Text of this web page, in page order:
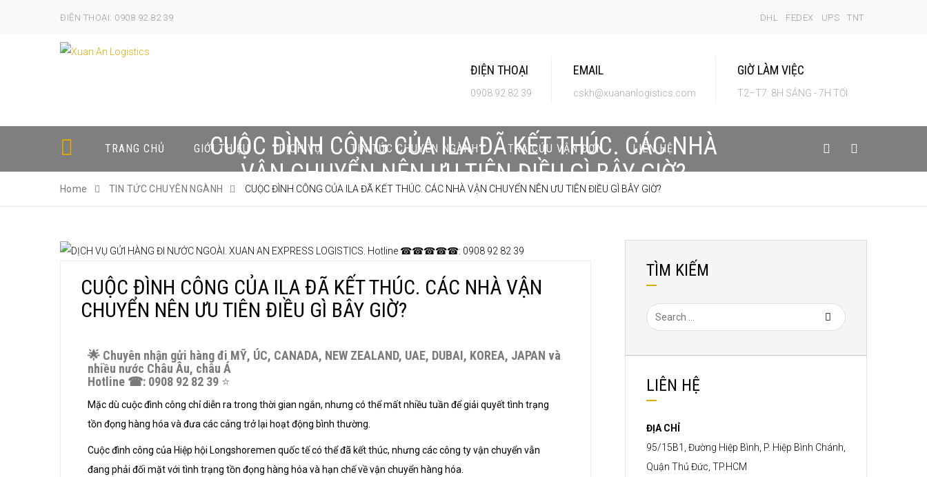
ĐIỆN THOẠI: 0908 92 82 39 DHL FEDEX UPS TNT
ĐIỆN THOẠI
0908 92 82 39
EMAIL
cskh@xuananlogistics.com
GIỜ LÀM VIỆC
T2–T7: 8H SÁNG - 7H TỐI
TRANG CHỦ GIỚI THIỆU DỊCH VỤ TIN TỨC CHUYÊN NGÀNH TRA CỨU VẬN ĐƠN LIÊN HỆ
CUỘC ĐÌNH CÔNG CỦA ILA ĐÃ KẾT THÚC. CÁC NHÀ
VẬN CHUYỂN NÊN ƯU TIÊN ĐIỀU GÌ BÂY GIỜ?
Home TIN TỨC CHUYÊN NGÀNH CUỘC ĐÌNH CÔNG CỦA ILA ĐÃ KẾT THÚC. CÁC NHÀ VẬN CHUYỂN NÊN ƯU TIÊN ĐIỀU GÌ BÂY GIỜ?
CUỘC ĐÌNH CÔNG CỦA ILA ĐÃ KẾT THÚC. CÁC NHÀ VẬN
CHUYỂN NÊN ƯU TIÊN ĐIỀU GÌ BÂY GIỜ?
🌟 Chuyên nhận gửi hàng đi MỸ, ÚC, CANADA, NEW ZEALAND, UAE, DUBAI, KOREA, JAPAN và
nhiều nước Châu Âu, châu Á
Hotline ☎: 0908 92 82 39 ⭐️
Mặc dù cuộc đình công chỉ diễn ra trong thời gian ngắn, nhưng có thể mất nhiều tuần để giải quyết tình trạng
tồn đọng hàng hóa và đưa các cảng trở lại hoạt động bình thường.
Cuộc đình công của Hiệp hội Longshoremen quốc tế có thể đã kết thúc, nhưng các công ty vận chuyển vẫn
đang phải đối mặt với tình trạng tồn đọng hàng hóa và hạn chế về vận chuyển hàng hóa.
TÌM KIẾM
LIÊN HỆ
ĐỊA CHỈ
95/15B1, Đường Hiệp Bình, P. Hiệp Bình Chánh,
Quận Thủ Đức, TP.HCM